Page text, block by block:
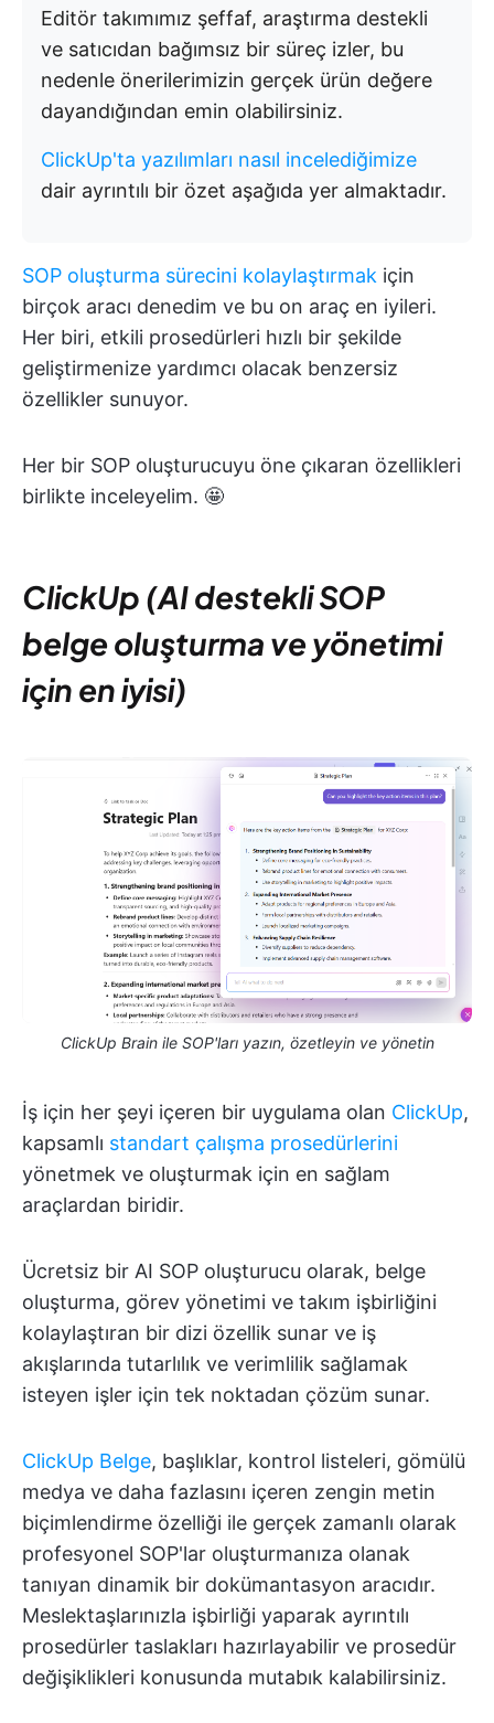
Editör takımımız şeffaf, araştırma destekli
ve satıcıdan bağımsız bir süreç izler, bu
nedenle önerilerimizin gerçek ürün değere
dayandığından emin olabilirsiniz.
ClickUp'ta yazılımları nasıl incelediğimize
dair ayrıntılı bir özet aşağıda yer almaktadır.
SOP oluşturma sürecini kolaylaştırmak için
birçok aracı denedim ve bu on araç en iyileri.
Her biri, etkili prosedürleri hızlı bir şekilde
geliştirmenize yardımcı olacak benzersiz
özellikler sunuyor.
Her bir SOP oluşturucuyu öne çıkaran özellikleri
birlikte inceleyelim. 🤩
ClickUp (AI destekli SOP
belge oluşturma ve yönetimi
için en iyisi)
ClickUp Brain ile SOP'ları yazın, özetleyin ve yönetin
İş için her şeyi içeren bir uygulama olan ClickUp,
kapsamlı standart çalışma prosedürlerini
yönetmek ve oluşturmak için en sağlam
araçlardan biridir.
Ücretsiz bir AI SOP oluşturucu olarak, belge
oluşturma, görev yönetimi ve takım işbirliğini
kolaylaştıran bir dizi özellik sunar ve iş
akışlarında tutarlılık ve verimlilik sağlamak
isteyen işler için tek noktadan çözüm sunar.
ClickUp Belge, başlıklar, kontrol listeleri, gömülü
medya ve daha fazlasını içeren zengin metin
biçimlendirme özelliği ile gerçek zamanlı olarak
profesyonel SOP'lar oluşturmanıza olanak
tanıyan dinamik bir dokümantasyon aracıdır.
Meslektaşlarınızla işbirliği yaparak ayrıntılı
prosedürler taslakları hazırlayabilir ve prosedür
değişiklikleri konusunda mutabık kalabilirsiniz.